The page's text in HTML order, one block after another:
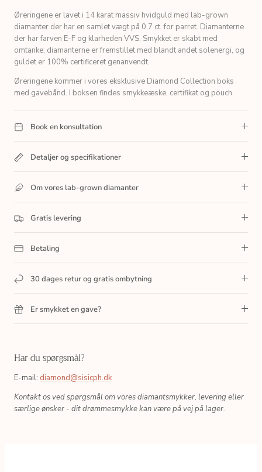
Øreringene er lavet i 14 karat massiv hvidguld med lab-grown
diamanter der har en samlet vægt på 0,7 ct. for parret. Diamanterne
der har farven E-F og klarheden VVS. Smykket er skabt med
omtanke; diamanterne er fremstillet med blandt andet solenergi, og
guldet er 100% certificeret genanvendt.
Øreringene kommer i vores eksklusive Diamond Collection boks
med gavebånd. I boksen findes smykkeæske, certifikat og pouch.
Book en konsultation
Detaljer og specifikationer
Om vores lab-grown diamanter
Gratis levering
Betaling
30 dages retur og gratis ombytning
Er smykket en gave?
Har du spørgsmål?
E-mail: diamond@sisicph.dk
Kontakt os ved spørgsmål om vores diamantsmykker, levering eller
særlige ønsker - dit drømmesmykke kan være på vej på lager.